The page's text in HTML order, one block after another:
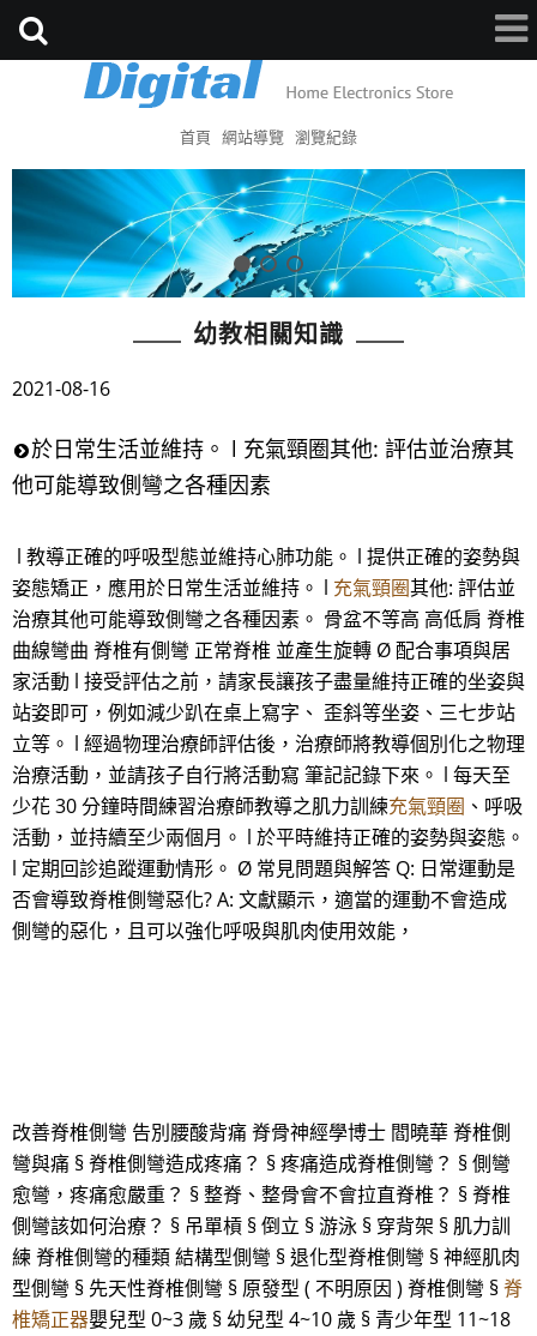
首頁 網站導覽 瀏覽紀錄
幼教相關知識
2021-08-16
於日常生活並維持。 l 充氣頸圈其他: 評估並治療其
他可能導致側彎之各種因素
l 教導正確的呼吸型態並維持心肺功能。 l 提供正確的姿勢與
姿態矯正，應用於日常生活並維持。 l 充氣頸圈其他: 評估並
治療其他可能導致側彎之各種因素。 骨盆不等高 高低肩 脊椎
曲線彎曲 脊椎有側彎 正常脊椎 並產生旋轉 Ø 配合事項與居
家活動 l 接受評估之前，請家長讓孩子盡量維持正確的坐姿與
站姿即可，例如減少趴在桌上寫字、 歪斜等坐姿、三七步站
立等。 l 經過物理治療師評估後，治療師將教導個別化之物理
治療活動，並請孩子自行將活動寫 筆記記錄下來。 l 每天至
少花 30 分鐘時間練習治療師教導之肌力訓練充氣頸圈 、呼吸
活動，並持續至少兩個月。 l 於平時維持正確的姿勢與姿態。
l 定期回診追蹤運動情形。 Ø 常見問題與解答 Q: 日常運動是
否會導致脊椎側彎惡化? A: 文獻顯示，適當的運動不會造成
側彎的惡化，且可以強化呼吸與肌肉使用效能，
改善脊椎側彎 告別腰酸背痛 脊骨神經學博士 閻曉華 脊椎側
彎與痛 § 脊椎側彎造成疼痛？ § 疼痛造成脊椎側彎？ § 側彎
愈彎，疼痛愈嚴重？ § 整脊、整骨會不會拉直脊椎？ § 脊椎
側彎該如何治療？ § 吊單槓 § 倒立 § 游泳 § 穿背架 § 肌力訓
練 脊椎側彎的種類 結構型側彎 § 退化型脊椎側彎 § 神經肌肉
型側彎 § 先天性脊椎側彎 § 原發型 ( 不明原因 ) 脊椎側彎 §脊
椎矯正器嬰兒型 0~3 歲 § 幼兒型 4~10 歲 § 青少年型 11~18